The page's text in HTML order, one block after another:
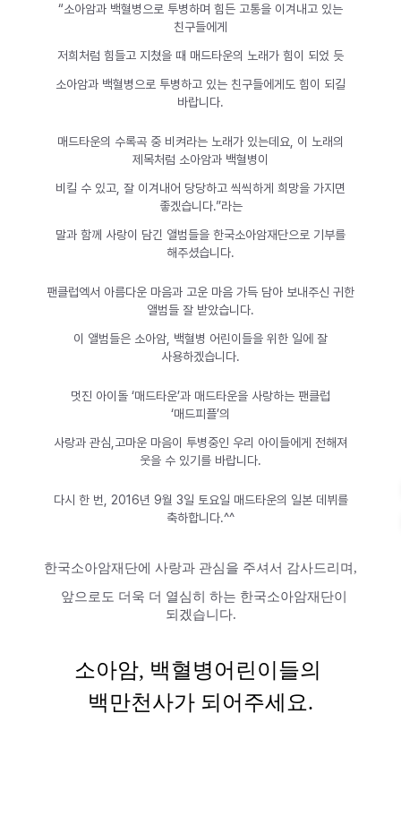
“소아암과 백혈병으로 투병하며 힘든 고통을 이겨내고 있는
친구들에게
저희처럼 힘들고 지쳤을 때 매드타운의 노래가 힘이 되었 듯
소아암과 백혈병으로 투병하고 있는 친구들에게도 힘이 되길
바랍니다.
매드타운의 수록곡 중 비켜라는 노래가 있는데요, 이 노래의
제목처럼 소아암과 백혈병이
비킬 수 있고, 잘 이겨내어 당당하고 씩씩하게 희망을 가지면
좋겠습니다.”라는
말과 함께 사랑이 담긴 앨범들을 한국소아암재단으로 기부를
해주셨습니다.
팬클럽엑서 아름다운 마음과 고운 마음 가득 담아 보내주신 귀한
앨범들 잘 받았습니다.
이 앨범들은 소아암, 백혈병 어린이들을 위한 일에 잘
사용하겠습니다.
멋진 아이돌 ‘매드타운’과 매드타운을 사랑하는 팬클럽
‘매드피플’의
사랑과 관심,고마운 마음이 투병중인 우리 아이들에게 전해져
웃을 수 있기를 바랍니다.
다시 한 번, 2016년 9월 3일 토요일 매드타운의 일본 데뷔를
축하합니다.^^
한국소아암재단에 사랑과 관심을 주셔서 감사드리며,
앞으로도 더욱 더 열심히 하는 한국소아암재단이
되겠습니다.
소아암, 백혈병어린이들의
백만천사가 되어주세요.